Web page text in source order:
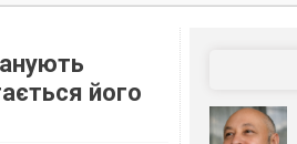
його